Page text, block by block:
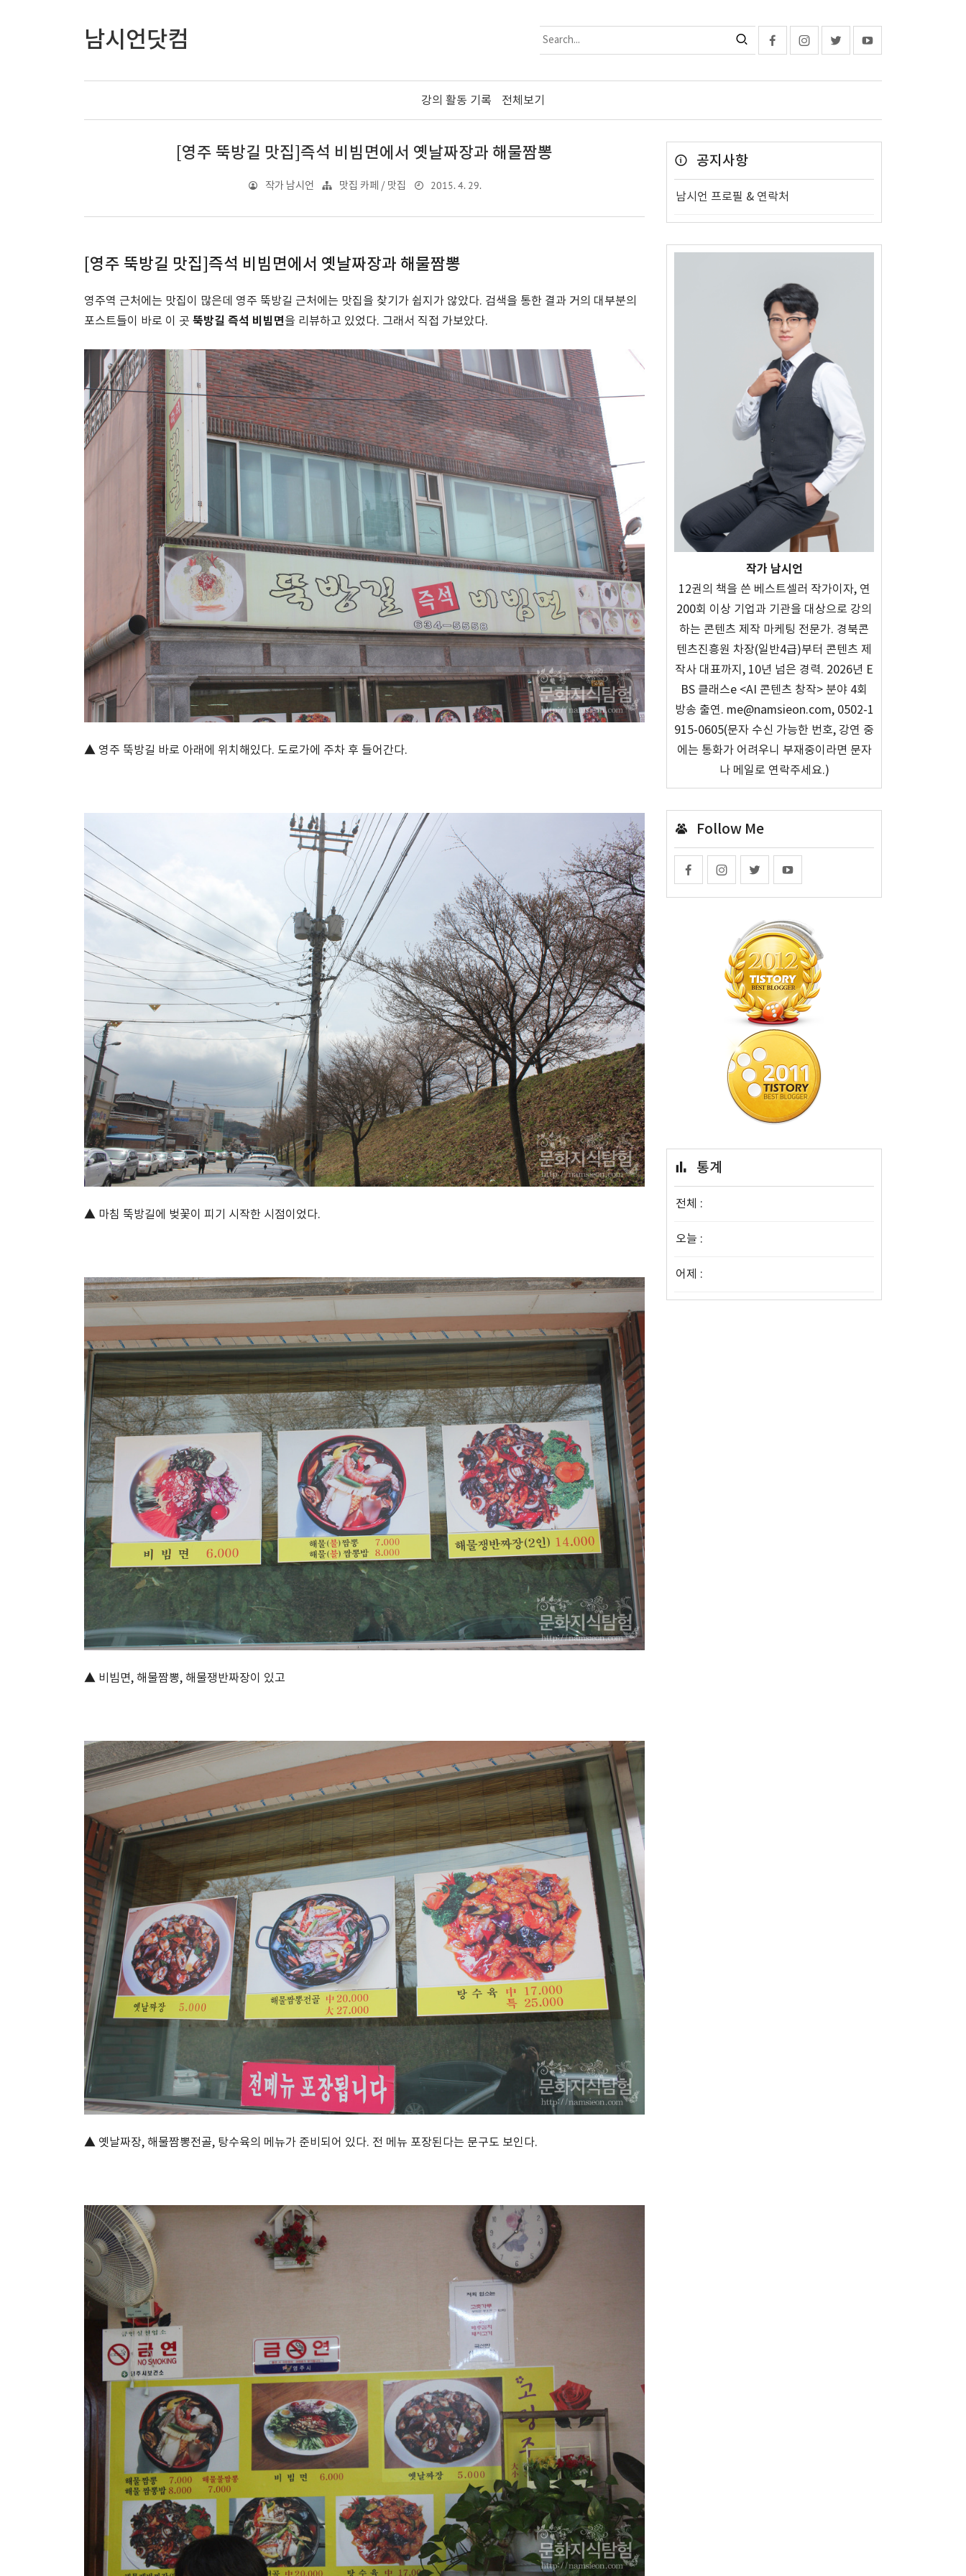
남시언닷컴
강의 활동 기록 전체보기
[영주 뚝방길 맛집]즉석 비빔면에서 옛날짜장과 해물짬뽕
작가 남시언 맛집 카페 / 맛집 2015. 4. 29.
[영주 뚝방길 맛집]즉석 비빔면에서 옛날짜장과 해물짬뽕
영주역 근처에는 맛집이 많은데 영주 뚝방길 근처에는 맛집을 찾기가 쉽지가 않았다. 검색을 통한 결과 거의 대부분의
포스트들이 바로 이 곳 뚝방길 즉석 비빔면을 리뷰하고 있었다. 그래서 직접 가보았다.
▲ 영주 뚝방길 바로 아래에 위치해있다. 도로가에 주차 후 들어간다.
▲ 마침 뚝방길에 벚꽃이 피기 시작한 시점이었다.
▲ 비빔면, 해물짬뽕, 해물쟁반짜장이 있고
▲ 옛날짜장, 해물짬뽕전골, 탕수육의 메뉴가 준비되어 있다. 전 메뉴 포장된다는 문구도 보인다.
공지사항
남시언 프로필 & 연락처
작가 남시언
12권의 책을 쓴 베스트셀러 작가이자, 연
200회 이상 기업과 기관을 대상으로 강의
하는 콘텐츠 제작 마케팅 전문가. 경북콘
텐츠진흥원 차장(일반4급)부터 콘텐츠 제
작사 대표까지, 10년 넘은 경력. 2026년 E
BS 클래스e <AI 콘텐츠 창작> 분야 4회
방송 출연. me@namsieon.com, 0502-1
915-0605(문자 수신 가능한 번호, 강연 중
에는 통화가 어려우니 부재중이라면 문자
나 메일로 연락주세요.)
Follow Me
통계
전체 :
오늘 :
어제 :